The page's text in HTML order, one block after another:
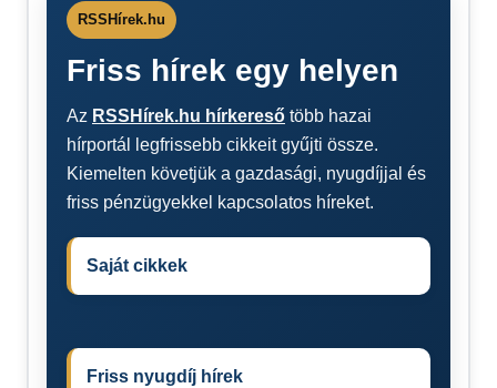
RSSHírek.hu
Friss hírek egy helyen
Az RSSHírek.hu hírkereső több hazai
hírportál legfrissebb cikkeit gyűjti össze.
Kiemelten követjük a gazdasági, nyugdíjjal és
friss pénzügyekkel kapcsolatos híreket.
Saját cikkek
Friss nyugdíj hírek